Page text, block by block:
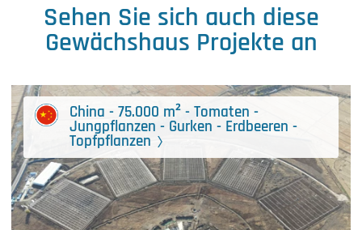
Sehen Sie sich auch diese
Gewächshaus Projekte an
China - 75.000 m² - Tomaten -
Jungpflanzen - Gurken - Erdbeeren -
Topfpflanzen